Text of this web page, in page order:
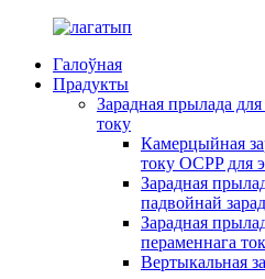
Галоўная
Прадукты
Зарадная прылада
току
Камерцыйная
току OCPP для
Зарадная
падвойнай
Зарадная
пераменнага
Вертыкальная